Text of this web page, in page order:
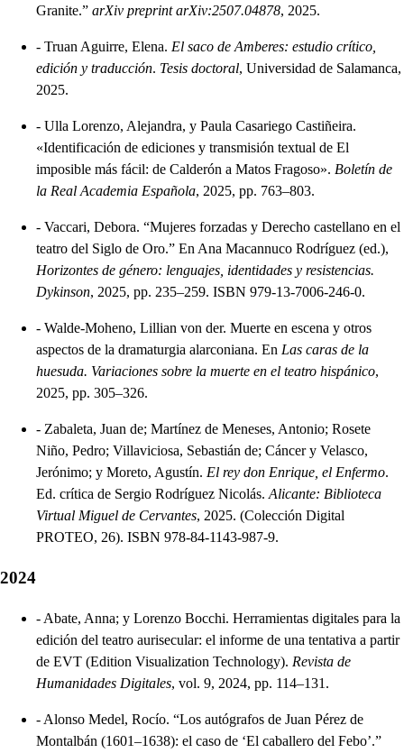
Granite.” arXiv preprint arXiv:2507.04878, 2025.
- Truan Aguirre, Elena. El saco de Amberes: estudio crítico,
edición y traducción. Tesis doctoral, Universidad de Salamanca,
2025.
- Ulla Lorenzo, Alejandra, y Paula Casariego Castiñeira.
«Identificación de ediciones y transmisión textual de El
imposible más fácil: de Calderón a Matos Fragoso». Boletín de
la Real Academia Española, 2025, pp. 763–803.
- Vaccari, Debora. “Mujeres forzadas y Derecho castellano en el
teatro del Siglo de Oro.” En Ana Macannuco Rodríguez (ed.),
Horizontes de género: lenguajes, identidades y resistencias.
Dykinson, 2025, pp. 235–259. ISBN 979-13-7006-246-0.
- Walde-Moheno, Lillian von der. Muerte en escena y otros
aspectos de la dramaturgia alarconiana. En Las caras de la
huesuda. Variaciones sobre la muerte en el teatro hispánico,
2025, pp. 305–326.
- Zabaleta, Juan de; Martínez de Meneses, Antonio; Rosete
Niño, Pedro; Villaviciosa, Sebastián de; Cáncer y Velasco,
Jerónimo; y Moreto, Agustín. El rey don Enrique, el Enfermo.
Ed. crítica de Sergio Rodríguez Nicolás. Alicante: Biblioteca
Virtual Miguel de Cervantes, 2025. (Colección Digital
PROTEO, 26). ISBN 978-84-1143-987-9.
2024
- Abate, Anna; y Lorenzo Bocchi. Herramientas digitales para la
edición del teatro aurisecular: el informe de una tentativa a partir
de EVT (Edition Visualization Technology). Revista de
Humanidades Digitales, vol. 9, 2024, pp. 114–131.
- Alonso Medel, Rocío. “Los autógrafos de Juan Pérez de
Montalbán (1601–1638): el caso de ‘El caballero del Febo’.”